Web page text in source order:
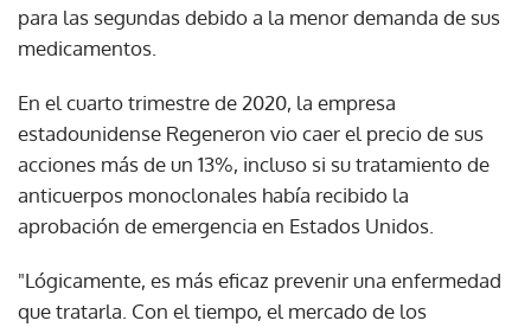
para las segundas debido a la menor demanda de sus
medicamentos.
En el cuarto trimestre de 2020, la empresa
estadounidense Regeneron vio caer el precio de sus
acciones más de un 13%, incluso si su tratamiento de
anticuerpos monoclonales había recibido la
aprobación de emergencia en Estados Unidos.
"Lógicamente, es más eficaz prevenir una enfermedad
que tratarla. Con el tiempo, el mercado de los